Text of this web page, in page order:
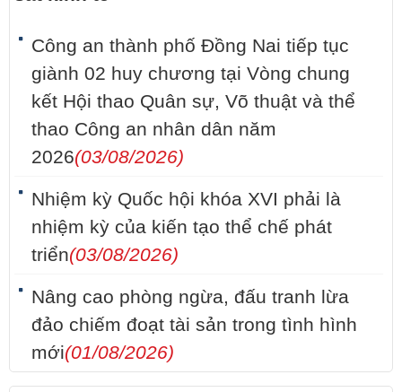
Công an thành phố Đồng Nai tiếp tục
giành 02 huy chương tại Vòng chung
kết Hội thao Quân sự, Võ thuật và thể
thao Công an nhân dân năm
2026(03/08/2026)
Nhiệm kỳ Quốc hội khóa XVI phải là
nhiệm kỳ của kiến tạo thể chế phát
triển(03/08/2026)
Nâng cao phòng ngừa, đấu tranh lừa
đảo chiếm đoạt tài sản trong tình hình
mới(01/08/2026)